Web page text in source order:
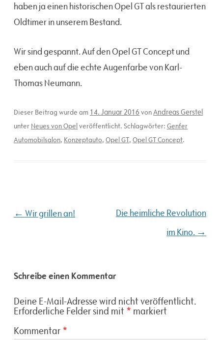
haben ja einen historischen Opel GT als restaurierten
Oldtimer in unserem Bestand.
Wir sind gespannt. Auf den Opel GT Concept und
eben auch auf die echte Augenfarbe von Karl-
Thomas Neumann.
Dieser Beitrag wurde am 14. Januar 2016 vonAndreas Gerstel
unter Neues von Opelveröffentlicht. Schlagwörter: Genfer
Automobilsalon, Konzeptauto, Opel GT, Opel GT Concept.
Beitragsnavigation
← Wir grillen an!
Die heimliche Revolution
im Kino. →
Schreibe einen Kommentar
Deine E-Mail-Adresse wird nicht veröffentlicht.
Erforderliche Felder sind mit * markiert
Kommentar *